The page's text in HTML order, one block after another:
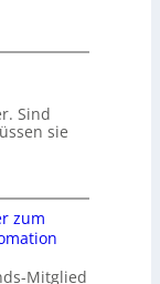
Sind
sie
zum
Mitglied